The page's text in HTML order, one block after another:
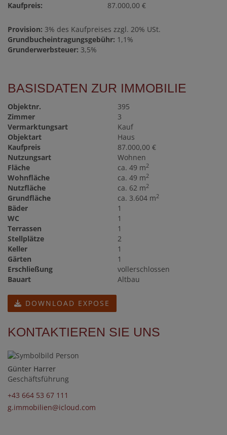
Kaufpreis: 87.000,00 €
Provision: 3% des Kaufpreises zzgl. 20% USt.
Grundbucheintragungsgebühr: 1,1%
Grunderwerbsteuer: 3,5%
BASISDATEN ZUR IMMOBILIE
Objektnr.
395
Zimmer
3
Vermarktungsart
Kauf
Objektart
Haus
Kaufpreis
87.000,00 €
Nutzungsart
Wohnen
Fläche
ca. 49 m2
Wohnfläche ca. 49 m2
Nutzfläche ca. 62 m2
Grundfläche ca. 3.604 m2
Bäder
1
WC
1
Terrassen
1
Stellplätze
2
Keller
1
Gärten
1
Erschließung
vollerschlossen
Bauart
Altbau
DOWNLOAD EXPOSE
KONTAKTIEREN SIE UNS
Günter Harrer
Geschäftsführung
+43 664 53 67 111
g.immobilien@icloud.com